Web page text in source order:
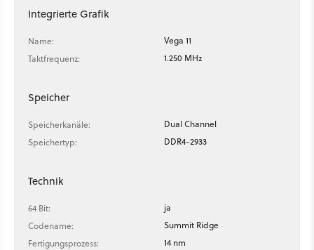
Integrierte Grafik
Name:
Vega 11
Taktfrequenz:
1.250 MHz
Speicher
Speicherkanäle:
Dual Channel
Speichertyp:
DDR4-2933
Technik
64 Bit:
ja
Codename:
Summit Ridge
Fertigungsprozess:
14 nm